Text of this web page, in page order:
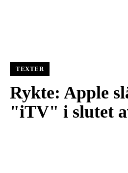
TEXTER
Rykte: Apple
"iTV" i slutet